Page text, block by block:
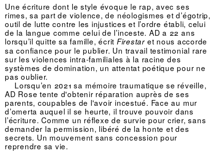
Une écriture dont le style évoque le rap, avec ses
rimes, sa part de violence, de néologismes et d’égotrip,
outil de lutte contre les injustices et l’ordre établi, celui
de la langue comme celui de l’inceste. AD a 22 ans
lorsqu’il quitte sa famille, écrit Firestaret nous accorde
sa confiance pour le publier. Un travail testimonial rare
sur les violences intra-familiales à la racine des
systèmes de domination, un attentat poétique pour ne
pas oublier.
Lorsqu’en 2021 sa mémoire traumatique se réveille,
AD Rose tente d'obtenir réparation auprès de ses
parents, coupables de l'avoir incestué. Face au mur
d’omerta auquel il se heurte, il trouve pouvoir dans
l’écriture. Comme un réflexe de survie pour crier, sans
demander la permission, libéré de la honte et des
secrets. Un mouvement sans concession pour
reprendre sa vie.